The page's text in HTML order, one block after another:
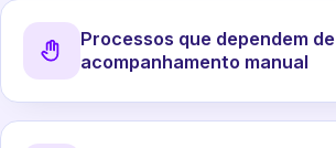
Processos que dependem de
acompanhamento manual